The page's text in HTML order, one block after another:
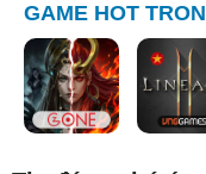
GAME HOT